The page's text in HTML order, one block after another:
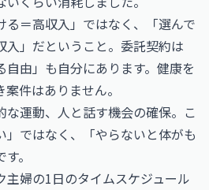
＝高収入」ではなく、「選んで
入」だということ。委託契約は
自由」も自分にあります。健康を
件はありません。
運動、人と話す機会の確保。こ
」ではなく、「やらないと体がも
。
主婦の1日のタイムスケジュール